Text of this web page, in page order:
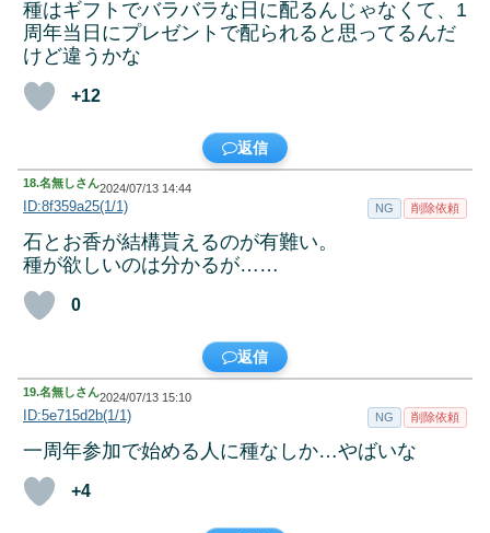
種はギフトでバラバラな日に配るんじゃなくて、1
周年当日にプレゼントで配られると思ってるんだ
けど違うかな
+12
返信
18.名無しさん2024/07/13 14:44
ID:8f359a25(1/1) NG 削除依頼
石とお香が結構貰えるのが有難い。
種が欲しいのは分かるが……
0
返信
19.名無しさん2024/07/13 15:10
ID:5e715d2b(1/1) NG 削除依頼
一周年参加で始める人に種なしか…やばいな
+4